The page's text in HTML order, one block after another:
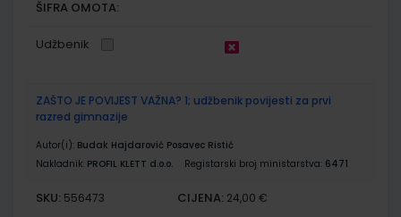
ŠIFRA OMOTA:
Udžbenik
ZAŠTO JE POVIJEST VAŽNA? 1; udžbenik povijesti za prvi
razred gimnazije
Autor(i): Budak Hajdarović Posavec Ristić
Nakladnik: PROFIL KLETT d.o.o. Registarski broj ministarstva: 6471
SKU: 556473 CIJENA: 24,00 €